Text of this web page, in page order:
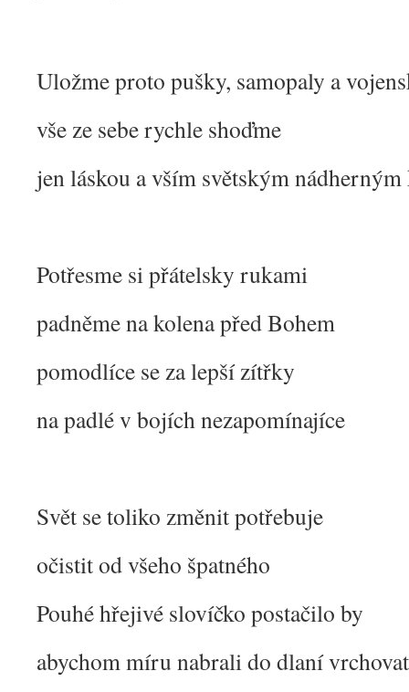
Uložme proto pušky, samopaly a
vše ze sebe rychle shoďme
jen láskou a vším světským nádherným
Potřesme si přátelsky rukami
padněme na kolena před Bohem
pomodlíce se za lepší zítřky
na padlé v bojích nezapomínajíce
Svět se toliko změnit potřebuje
očistit od všeho špatného
Pouhé hřejivé slovíčko postačilo by
abychom míru nabrali do dlaní